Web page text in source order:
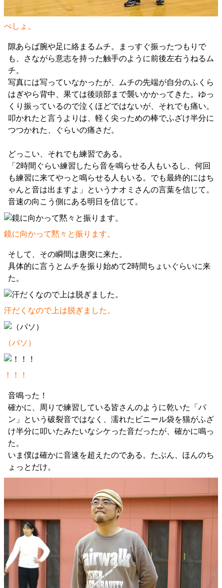
べしょ。
隙あらば腕や足に絡まるムチ。まっすぐ振ったつもりで
も、さながら意志を持った触手のように前後左右うねるム
チ。
写真には写っていなかったが、ムチの先端が自分のふくら
はぎやら背中、果ては後頭部まで襲いかかってきた。ゆっ
くり振っているので泣くほどではないが、それでも痛い。
叩かれたと言うよりは、軽く尖っための棒でふざけ半分に
つつかれた、ぐらいの痛さだ。
どっこい、それでも練習である。
「2時間ぐらい練習したら音を鳴らせる人もいるし、何回
も練習に来てやっと鳴らせる人もいる。でも最終的にはち
ゃんと音は出ますよ」というナオミさんの言葉を信じて。
音速の向こう側にある明日を信じて。
鏡に向かって黙々と振ります。
そして、その瞬間は唐突に来た。
具体的に言うとムチを振り始めて2時間ちょいぐらいに来
た。
汗だくなので上は脱ぎました。
（パソ）
！！！
音鳴った！
確かに、周りで練習している皆さんのように乾いた「パ
ン」という破裂音ではなく、濡れたビニール袋を猫がふざ
け半分に叩いたみたいなシケった音だったが、確かに鳴っ
た。
いま僕は確かに音速を超えたのである。たぶん、ほんのち
ょっとだけ。